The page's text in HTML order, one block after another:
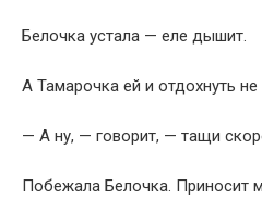
Белочка устала — еле дышит.
А Тамарочка ей и отдохнуть не
— А ну, — говорит, — тащи
Побежала Белочка. Приносит